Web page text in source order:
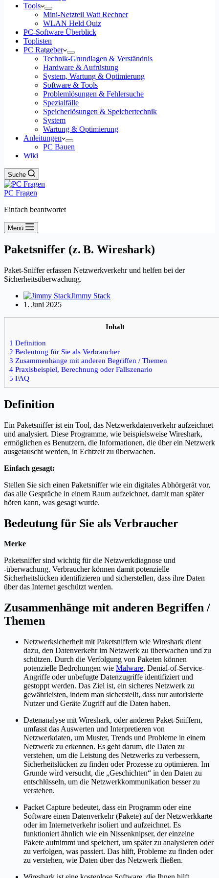
Tools
Mini-Netzteil Watt Rechner
WLAN Held Quiz
PC-Software Überblick
Toplisten
PC Ratgeber
Technik-Grundlagen & Verständnis
Hardware & Aufrüstung
System, Wartung & Optimierung
Software & Tools
Problemlösungen & Fehlersuche
Spezialfälle
Speicherlösungen & Speichertechnik
System
Wartung & Optimierung
Anleitungen
PC Bauen
Wiki
Suche
PC Fragen
Einfach beantwortet
Menü
Paketsniffer (z. B. Wireshark)
Paket-Sniffer erfassen Netzwerkverkehr und helfen bei der
Sicherheitsüberwachung.
Jimmy Stack
1. Juni 2025
Inhalt
1 Definition
2 Bedeutung für Sie als Verbraucher
3 Zusammenhänge mit anderen Begriffen / Themen
4 Praxisbeispiel, Berechnung oder Fallszenario
5 FAQ
Definition
Ein Paketsniffer ist ein Tool, das Netzwerkdatenverkehr aufzeichnet
und analysiert. Diese Programme, wie beispielsweise Wireshark,
ermöglichen es Benutzern, die Informationen, die über ein Netzwerk
ausgetauscht werden, in Echtzeit zu überwachen.
Einfach gesagt:
Stellen Sie sich einen Paketsniffer wie ein digitales Abhörgerät vor,
das alle Gespräche in einem Raum aufzeichnet, damit man später
hören kann, was gesagt wurde.
Bedeutung für Sie als Verbraucher
Merke
Paketsniffer sind wichtig für die Netzwerkdiagnose und
-überwachung. Verbraucher können damit potenzielle
Sicherheitslücken identifizieren und sicherstellen, dass ihre Daten
über das Internet geschützt werden.
Zusammenhänge mit anderen Begriffen /
Themen
Netzwerksicherheit mit Paketsniffern wie Wireshark dient
dazu, den Datenverkehr im Netzwerk zu überwachen und zu
schützen. Durch die Verfolgung von Paketen können
potenzielle Bedrohungen wie Malware, Denial-of-Service-
Angriffe oder unbefugte Datenzugriffe identifiziert und
gestoppt werden. Das Ziel ist, ein sicheres Netzwerk zu
gewährleisten, indem man sicherstellt, dass nur autorisierte
Nutzer und Geräte Zugriff auf die Daten haben.
Datenanalyse mit Wireshark, oder anderen Paket-Sniffern,
umfasst das Auswerten und Interpretieren von
Netzwerkdaten, um Muster, Trends und Probleme in einem
Netzwerk zu erkennen. Es geht darum, die Daten zu
verstehen, um die Leistung des Netzwerks zu verbessern,
Sicherheitslücken zu finden oder Prozesse zu optimieren. Im
Grunde wird versucht, die „Geschichten“ in den Daten zu
entschlüsseln, um die Netzwerkkommunikation besser zu
verstehen.
Packet Capture bedeutet, dass ein Programm oder eine
Software einen Datenverkehr (Pakete) auf der Netzwerkkarte
oder im Internetverkehr isoliert und aufzeichnet. Es
funktioniert ähnlich wie ein Nissenknipser, der einzelne
Pakete aufnimmt und speichert, um später zu analysieren oder
zu verfolgen, was passiert. Das hilft, Probleme zu finden oder
zu verstehen, wie Daten über das Netzwerk fließen.